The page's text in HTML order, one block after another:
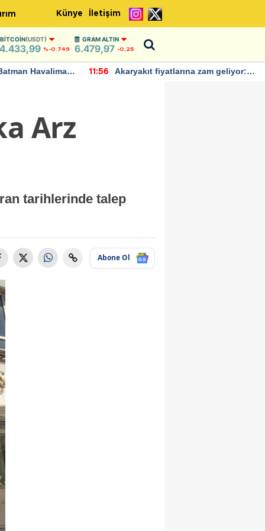
Künye İletişim
BITCOIN(USDT)
%-0.749
GRAM ALTIN
6.479,97 -0,25
Havalimanı
11:56
Akaryakıt fiyatlarına zam geliyor:
Arz
tarihlerinde talep
Abone Ol